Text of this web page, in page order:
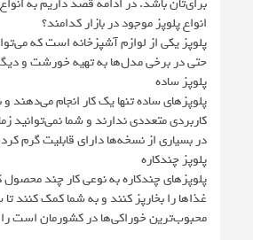
برای‌تان باشد. در ادامه قصد داریم به
انواع پلوپز موجود در بازار کدامند؟
پلوپز یکی از لوازم آشپزخانه است که
حتی در برخی مدل‌ها به تهیه خورشت و دیگر
پلوپز ساده
پلوپزهای ساده تنها یک کار انجام
کاربردی متعددی ندارند و شما
در بسیاری از نسخه‌ها دارای قابلیت گرم
پلوپز چندکاره
پلوپزهای چندکاره به نوعی کار چند
غذاها را بخارپز کنند و به شما کمک کنند
محبوب‌ترین خوراکی‌ها در کشورمان است